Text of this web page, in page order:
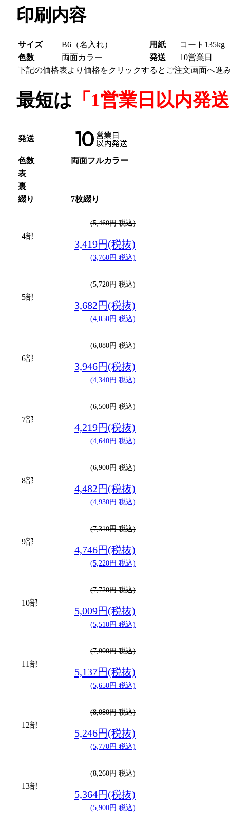
印刷内容
サイズ B6（名入れ） 用紙
コート135kg
色数
両面カラー 発送
10営業日
下記の価格表より価格をクリックするとご注文画面へ進
最短は 「1営業日以内発
発送
色数
両面フルカラー
表
裏
綴り
7枚綴り
4部
(5,460円 税込)
3,419円(税抜)
(3,760円 税込)
5部
(5,720円 税込)
3,682円(税抜)
(4,050円 税込)
6部
(6,080円 税込)
3,946円(税抜)
(4,340円 税込)
7部
(6,500円 税込)
4,219円(税抜)
(4,640円 税込)
8部
(6,900円 税込)
4,482円(税抜)
(4,930円 税込)
9部
(7,310円 税込)
4,746円(税抜)
(5,220円 税込)
10部
(7,720円 税込)
5,009円(税抜)
(5,510円 税込)
11部
(7,900円 税込)
5,137円(税抜)
(5,650円 税込)
12部
(8,080円 税込)
5,246円(税抜)
(5,770円 税込)
13部
(8,260円 税込)
5,364円(税抜)
(5,900円 税込)